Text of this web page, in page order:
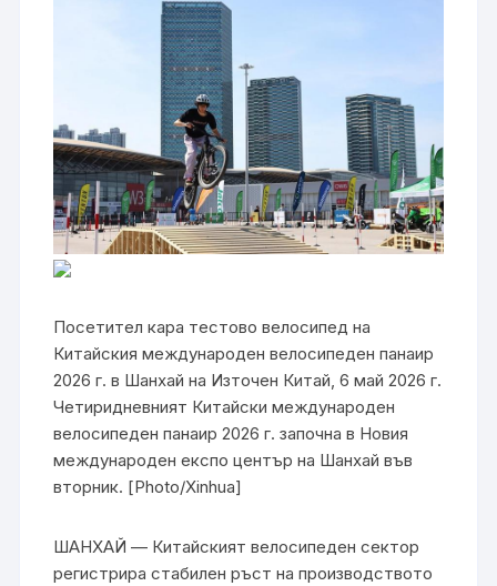
Посетител кара тестово велосипед на
Китайския международен велосипеден панаир
2026 г. в Шанхай на Източен Китай, 6 май 2026 г.
Четиридневният Китайски международен
велосипеден панаир 2026 г. започна в Новия
международен експо център на Шанхай във
вторник. [Photo/Xinhua]
ШАНХАЙ — Китайският велосипеден сектор
регистрира стабилен ръст на производството